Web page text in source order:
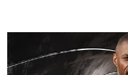
ट